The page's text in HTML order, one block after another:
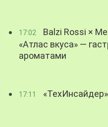
17:02
Balzi Rossi ×
«Атлас вкуса» —
ароматами
17:11